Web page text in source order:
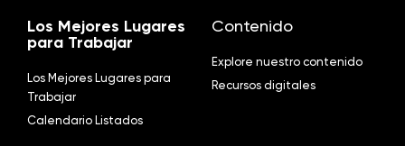
Los Mejores Lugares
para Trabajar
Los Mejores Lugares para
Trabajar
Calendario Listados
Contenido
Explore nuestro contenido
Recursos digitales